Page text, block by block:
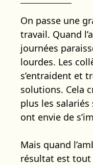
On passe une
travail. Quand
journées
lourdes. Les
s’entraident et
solutions. Cela
plus les
ont envie de
Mais quand
résultat est tout